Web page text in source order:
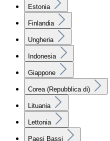
Estonia
Finlandia
Ungheria
Indonesia
Giappone
Corea (Repubblica di)
Lituania
Lettonia
Paesi Bassi